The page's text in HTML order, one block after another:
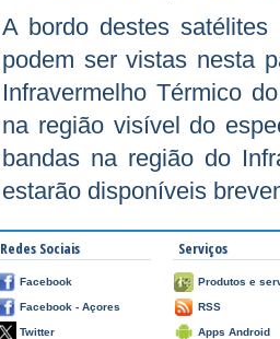
A bordo destes satélites
podem ser vistas nesta
Infravermelho Térmico
na região visível do
bandas na região do
estarão disponíveis
Redes Sociais
Facebook
Facebook - Açores
Twitter
Serviços
Produtos e
RSS
Apps Android